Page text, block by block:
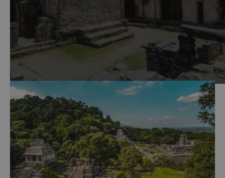
starověké mayské město Palenque. Pozůstatky
starobylého města uprostřed pralesa jsou na
seznamu světového dědictví UNESCO a určitě by
neměly chybět ani v itineráři vaší dovolené v Mexiku.